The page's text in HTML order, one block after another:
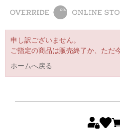
All Women
申し訳ございません。
ご指定の商品は販売終了か、ただ
ホームへ戻る